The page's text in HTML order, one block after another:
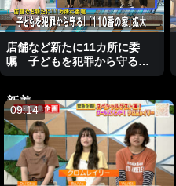
店舗など新たに11カ所に委
嘱 子どもを犯罪から守る！
「110番の家」拡大
新着
09:14